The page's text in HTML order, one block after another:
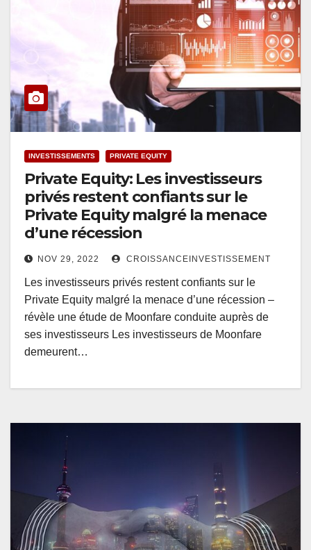
INVESTISSEMENTS PRIVATE EQUITY
Private Equity: Les investisseurs
privés restent confiants sur le
Private Equity malgré la menace
d’une récession
NOV 29, 2022 CROISSANCEINVESTISSEMENT
Les investisseurs privés restent confiants sur le
Private Equity malgré la menace d’une récession –
révèle une étude de Moonfare conduite auprès de
ses investisseurs Les investisseurs de Moonfare
demeurent…